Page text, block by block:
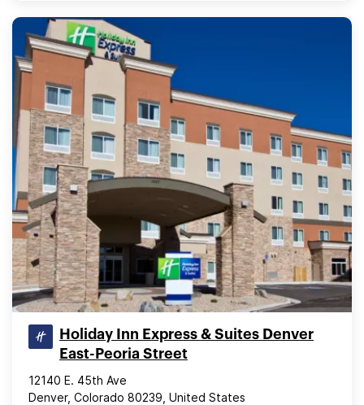
Holiday Inn Express & Suites Denver
East-Peoria Street
12140 E. 45th Ave
Denver, Colorado 80239, United States